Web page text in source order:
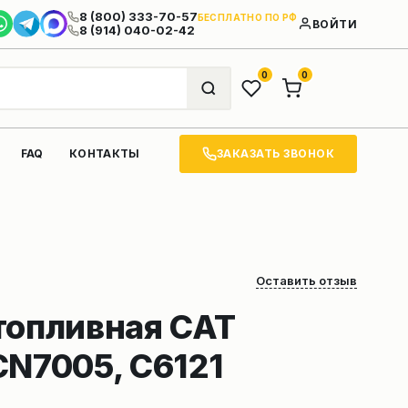
8 (800) 333-70-57БЕСПЛАТНО ПО РФ
8 (914) 040-02-42 ВОЙТИ
0 0
FAQ КОНТАКТЫ ЗАКАЗАТЬ ЗВОНОК
Оставить отзыв
CAT
C6121